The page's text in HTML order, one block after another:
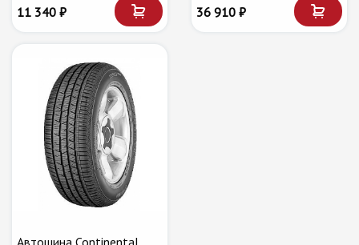
11 340 ₽ 36 910 ₽
Автошина Continental